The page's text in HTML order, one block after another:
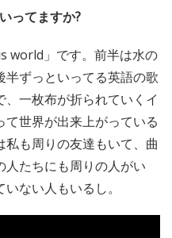
ってますか?
world」です。前半は水の
ずっといってる英語の歌
一枚布が折られていくイ
世界が出来上がっている
も周りの友達もいて、曲
人たちにも周りの人がい
ない人もいるし。